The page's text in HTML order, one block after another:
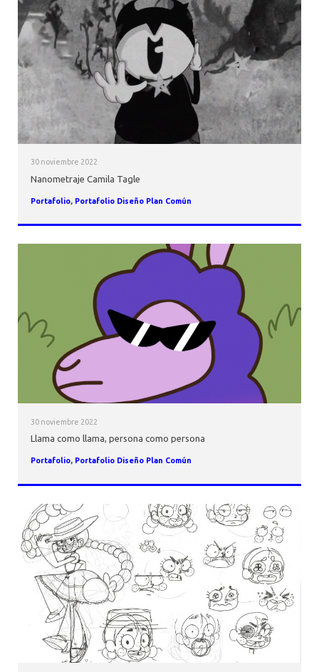
30 noviembre 2022
Nanometraje Camila Tagle
Portafolio, Portafolio Diseño Plan Común
30 noviembre 2022
Llama como llama, persona como persona
Portafolio, Portafolio Diseño Plan Común